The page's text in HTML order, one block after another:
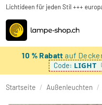
Lichtideen für jeden Stil +++
10 % Rabattauf
Code: LIGHT
Startseite / Außenleuchten /